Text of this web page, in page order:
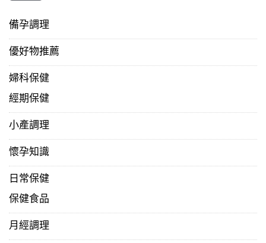
備孕調理
優好物推薦
婦科保健
經期保健
小產調理
懷孕知識
日常保健
保健食品
月經調理